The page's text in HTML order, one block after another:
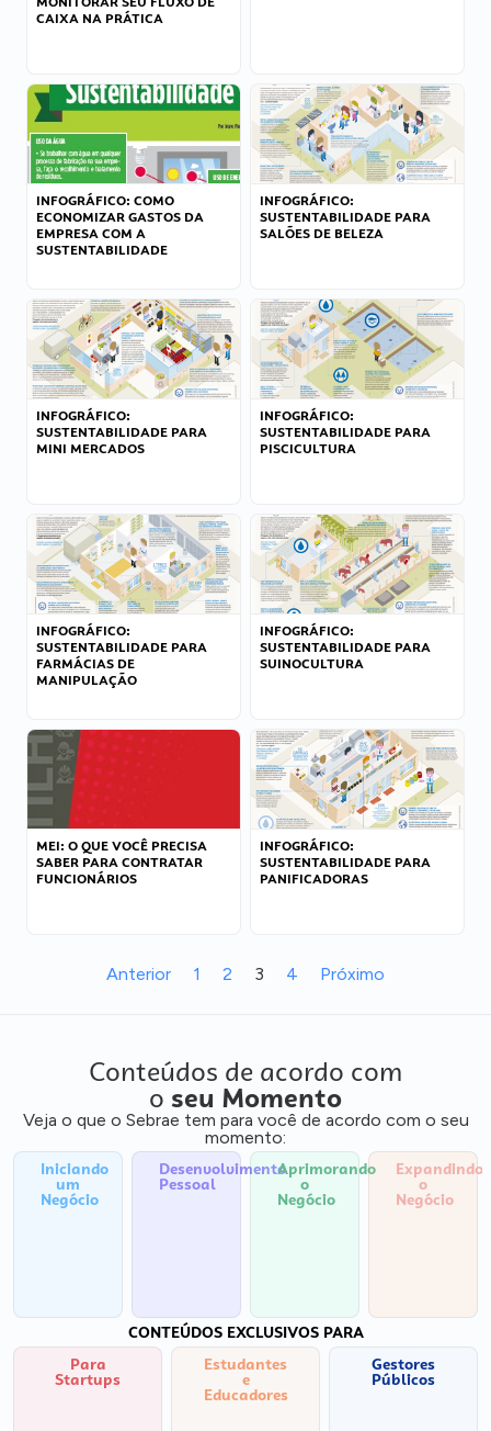
CAIXA NA PRÁTICA
INFOGRÁFICO: COMO
ECONOMIZAR GASTOS DA
EMPRESA COM A
SUSTENTABILIDADE
INFOGRÁFICO:
SUSTENTABILIDADE PARA
SALÕES DE BELEZA
INFOGRÁFICO:
SUSTENTABILIDADE PARA
MINI MERCADOS
INFOGRÁFICO:
SUSTENTABILIDADE PARA
PISCICULTURA
INFOGRÁFICO:
SUSTENTABILIDADE PARA
FARMÁCIAS DE
MANIPULAÇÃO
INFOGRÁFICO:
SUSTENTABILIDADE PARA
SUINOCULTURA
MEI: O QUE VOCÊ PRECISA
SABER PARA CONTRATAR
FUNCIONÁRIOS
INFOGRÁFICO:
SUSTENTABILIDADE PARA
PANIFICADORAS
Anterior 1 2 3 4 Próximo
Conteúdos de acordo com
o seu Momento
Veja o que o Sebrae tem para você de acordo com o seu
momento:
Iniciando
um
Negócio
Desenvolvimento
Pessoal
Aprimorando
o
Negócio
Expandindo
o
Negócio
CONTEÚDOS EXCLUSIVOS PARA
Para
Startups
Estudantes
e
Educadores
Gestores
Públicos